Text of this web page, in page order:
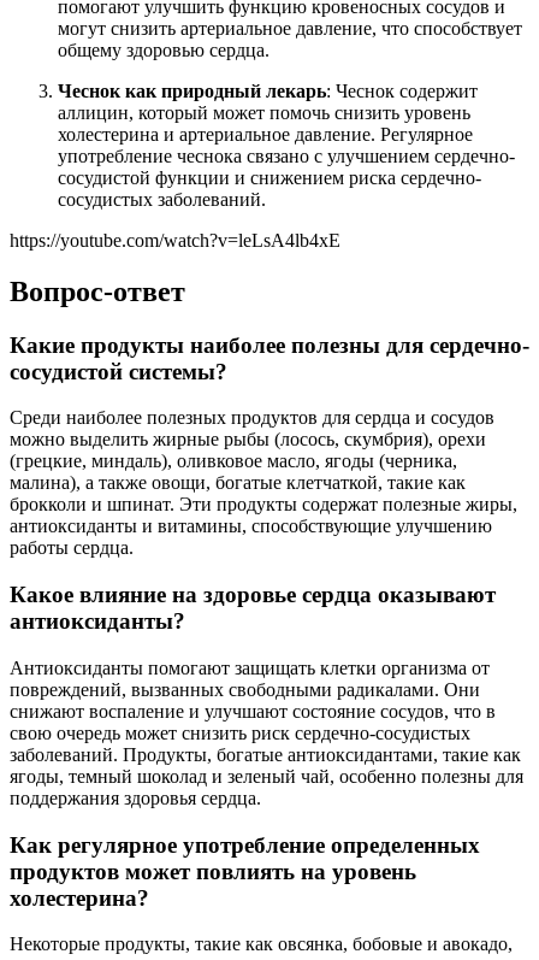
помогают улучшить функцию кровеносных сосудов и
могут снизить артериальное давление, что способствует
общему здоровью сердца.
Чеснок как природный лекарь: Чеснок содержит
аллицин, который может помочь снизить уровень
холестерина и артериальное давление. Регулярное
употребление чеснока связано с улучшением сердечно-
сосудистой функции и снижением риска сердечно-
сосудистых заболеваний.
https://youtube.com/watch?v=leLsA4lb4xE
Вопрос-ответ
Какие продукты наиболее полезны для сердечно-
сосудистой системы?
Среди наиболее полезных продуктов для сердца и сосудов
можно выделить жирные рыбы (лосось, скумбрия), орехи
(грецкие, миндаль), оливковое масло, ягоды (черника,
малина), а также овощи, богатые клетчаткой, такие как
брокколи и шпинат. Эти продукты содержат полезные жиры,
антиоксиданты и витамины, способствующие улучшению
работы сердца.
Какое влияние на здоровье сердца оказывают
антиоксиданты?
Антиоксиданты помогают защищать клетки организма от
повреждений, вызванных свободными радикалами. Они
снижают воспаление и улучшают состояние сосудов, что в
свою очередь может снизить риск сердечно-сосудистых
заболеваний. Продукты, богатые антиоксидантами, такие как
ягоды, темный шоколад и зеленый чай, особенно полезны для
поддержания здоровья сердца.
Как регулярное употребление определенных
продуктов может повлиять на уровень
холестерина?
Некоторые продукты, такие как овсянка, бобовые и авокадо,